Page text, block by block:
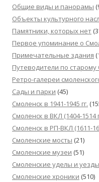
Общие виды и панорамы
Объекты культурного
Памятники, которых нет
Первое упоминание о
Примечательные здания
Путеводители по старому
Ретро-галереи
Сады и парки (45)
Смоленск в 1941-1945 гг.
Смоленск в ВКЛ (1404-1514
Смоленск в РП-ВКЛ (1611-
Смоленские мосты (21)
Смоленские музеи (51)
Смоленские уделы и уезды
Смоленские хроники (510)